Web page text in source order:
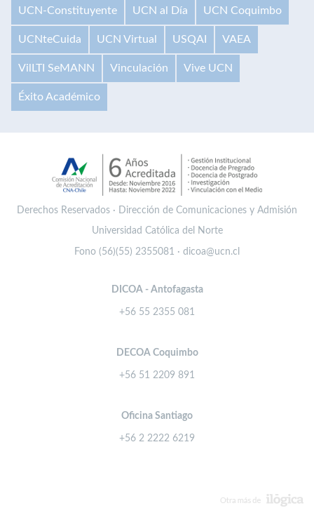
UCN-Constituyente UCN al Día UCN Coquimbo
UCNteCuida UCN Virtual USQAI VAEA
VilLTI SeMANN Vinculación Vive UCN
Éxito Académico
Derechos Reservados · Dirección de Comunicaciones y Admisión
Universidad Católica del Norte
Fono (56)(55) 2355081 · dicoa@ucn.cl
DICOA - Antofagasta
+56 55 2355 081
DECOA Coquimbo
+56 51 2209 891
Oficina Santiago
+56 2 2222 6219